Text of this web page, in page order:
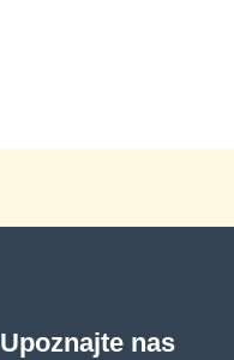
Upoznajte nas